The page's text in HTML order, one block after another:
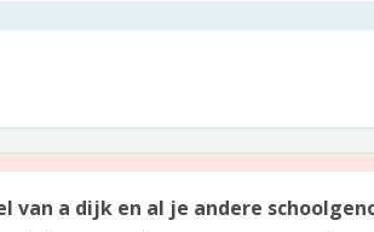
van a dijk en al je andere